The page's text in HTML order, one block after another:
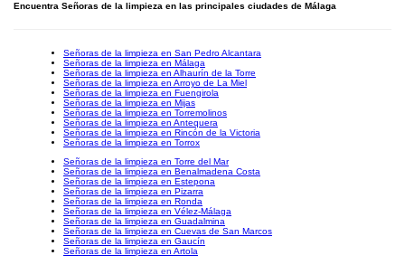
Encuentra Señoras de la limpieza en las principales ciudades de Málaga
Señoras de la limpieza en San Pedro Alcantara
Señoras de la limpieza en Málaga
Señoras de la limpieza en Alhaurín de la Torre
Señoras de la limpieza en Arroyo de La Miel
Señoras de la limpieza en Fuengirola
Señoras de la limpieza en Mijas
Señoras de la limpieza en Torremolinos
Señoras de la limpieza en Antequera
Señoras de la limpieza en Rincón de la Victoria
Señoras de la limpieza en Torrox
Señoras de la limpieza en Torre del Mar
Señoras de la limpieza en Benalmadena Costa
Señoras de la limpieza en Estepona
Señoras de la limpieza en Pizarra
Señoras de la limpieza en Ronda
Señoras de la limpieza en Vélez-Málaga
Señoras de la limpieza en Guadalmina
Señoras de la limpieza en Cuevas de San Marcos
Señoras de la limpieza en Gaucín
Señoras de la limpieza en Artola